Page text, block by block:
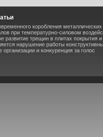
коробления
при температурно-силовом
развитие трещин в плитах покрытия
нарушение работы
и конкуренция за голос